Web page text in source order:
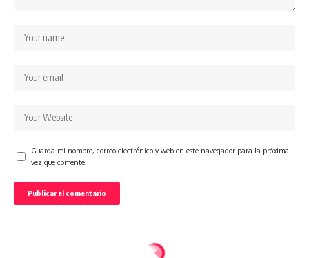
Guarda mi nombre, correo electrónico y web en este navegador para la próxima
vez que comente.